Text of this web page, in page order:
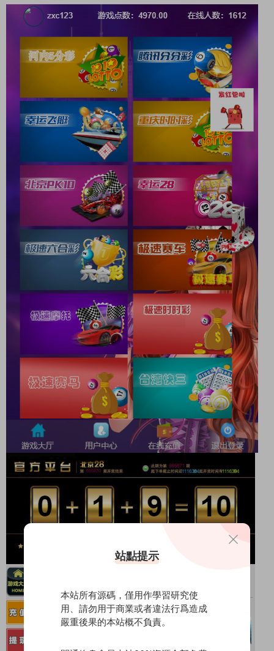
站點提示
本站所有源碼，僅用作學習研究使
用、請勿用于商業或者違法行爲造成
嚴重後果的本站概不負責。